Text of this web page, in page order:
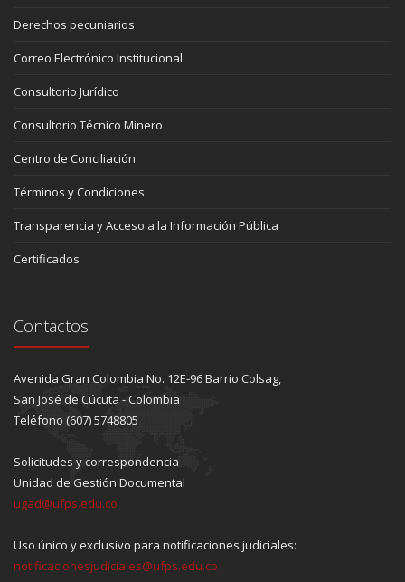
Derechos pecuniarios
Correo Electrónico Institucional
Consultorio Jurídico
Consultorio Técnico Minero
Centro de Conciliación
Términos y Condiciones
Transparencia y Acceso a la Información Pública
Certificados
Contactos
Avenida Gran Colombia No. 12E-96 Barrio Colsag,
San José de Cúcuta - Colombia
Teléfono (607) 5748805
Solicitudes y correspondencia
Unidad de Gestión Documental
ugad@ufps.edu.co
Uso único y exclusivo para notificaciones judiciales:
notificacionesjudiciales@ufps.edu.co